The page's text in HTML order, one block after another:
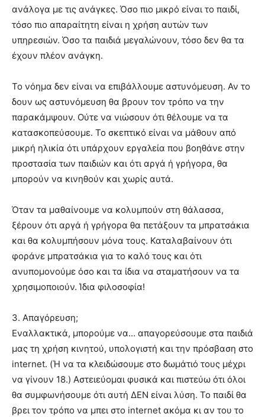
ανάλογα με τις ανάγκες. Όσο πιο μικρό είναι το παιδί,
τόσο πιο απαραίτητη είναι η χρήση αυτών των
υπηρεσιών. Όσο τα παιδιά μεγαλώνουν, τόσο δεν θα τα
έχουν πλέον ανάγκη.
Το νόημα δεν είναι να επιβάλλουμε αστυνόμευση. Αν το
δουν ως αστυνόμευση θα βρουν τον τρόπο να την
παρακάμψουν. Ούτε να νιώσουν ότι θέλουμε να τα
κατασκοπεύσουμε. Το σκεπτικό είναι να μάθουν από
μικρή ηλικία ότι υπάρχουν εργαλεία που βοηθάνε στην
προστασία των παιδιών και ότι αργά ή γρήγορα, θα
μπορούν να κινηθούν και χωρίς αυτά.
Όταν τα μαθαίνουμε να κολυμπούν στη θάλασσα,
ξέρουν ότι αργά ή γρήγορα θα πετάξουν τα μπρατσάκια
και θα κολυμπήσουν μόνα τους. Καταλαβαίνουν ότι
φοράνε μπρατσάκια για το καλό τους και ότι
ανυπομονούμε όσο και τα ίδια να σταματήσουν να τα
χρησιμοποιούν. Ίδια φιλοσοφία!
3. Απαγόρευση;
Εναλλακτικά, μπορούμε να… απαγορεύσουμε στα παιδιά
μας τη χρήση κινητού, υπολογιστή και την πρόσβαση στο
internet. (Ή να τα κλειδώσουμε στο δωμάτιό τους μέχρι
να γίνουν 18.) Αστειεύομαι φυσικά και πιστεύω ότι όλοι
θα συμφωνήσουμε ότι αυτή ΔΕΝ είναι λύση. Το παιδί θα
βρει τον τρόπο να μπει στο internet ακόμα κι αν του το